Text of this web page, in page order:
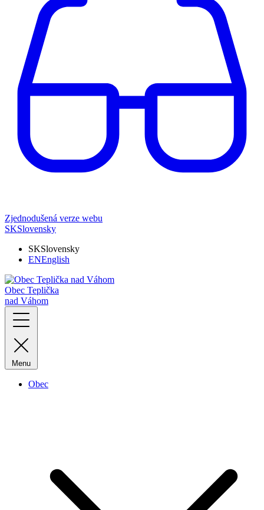
Zjednodušená verze webu
SKSlovensky
SKSlovensky
ENEnglish
Obec Teplička
nad Váhom
Menu
Obec